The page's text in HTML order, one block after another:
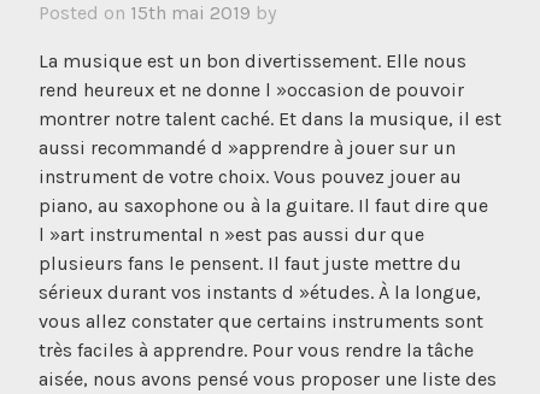
Posted on 15th mai 2019 by
La musique est un bon divertissement. Elle nous
rend heureux et ne donne l »occasion de pouvoir
montrer notre talent caché. Et dans la musique, il est
aussi recommandé d »apprendre à jouer sur un
instrument de votre choix. Vous pouvez jouer au
piano, au saxophone ou à la guitare. Il faut dire que
l »art instrumental n »est pas aussi dur que
plusieurs fans le pensent. Il faut juste mettre du
sérieux durant vos instants d »études. À la longue,
vous allez constater que certains instruments sont
très faciles à apprendre. Pour vous rendre la tâche
aisée, nous avons pensé vous proposer une liste des